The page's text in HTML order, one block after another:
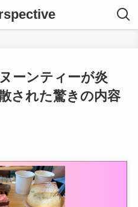
ーンティーが炎
された驚きの内容